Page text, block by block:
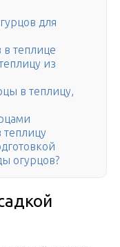
для
в теплице
из
в теплицу,
теплицу
огурцов?